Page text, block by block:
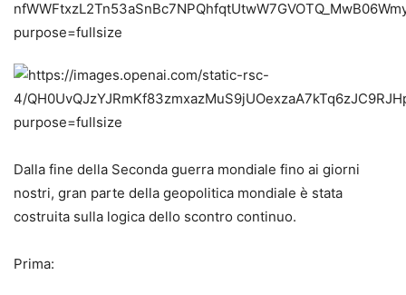
Dalla fine della Seconda guerra mondiale fino ai giorni
nostri, gran parte della geopolitica mondiale è stata
costruita sulla logica dello scontro continuo.
Prima: